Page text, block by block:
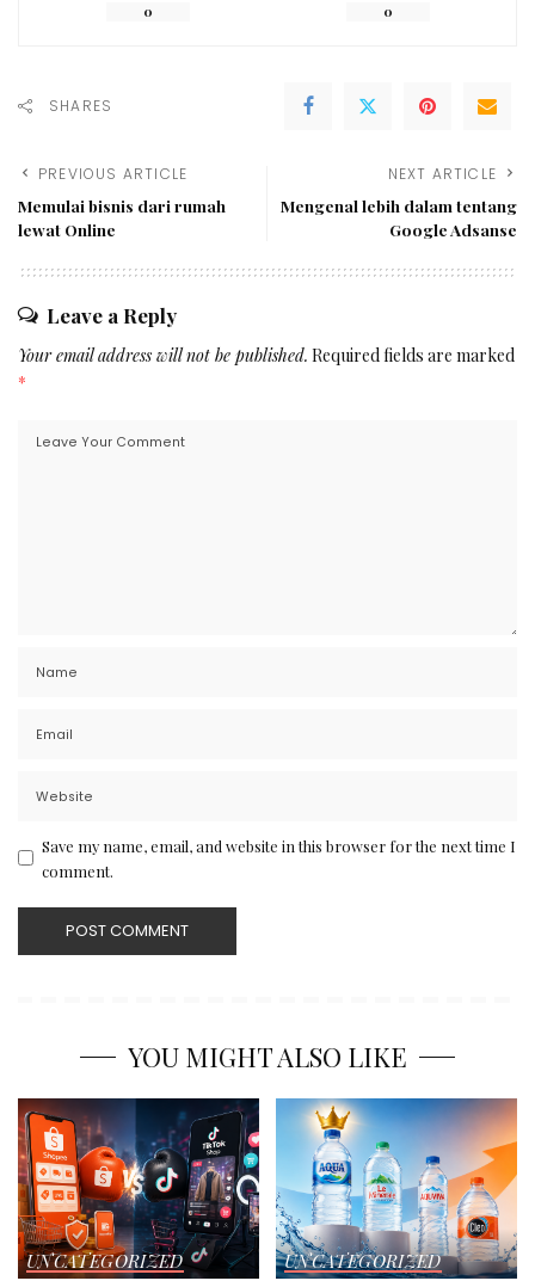
0 0
SHARES
PREVIOUS ARTICLE
Memulai bisnis dari rumah
lewat Online
NEXT ARTICLE
Mengenal lebih dalam tentang
Google Adsanse
Leave a Reply
Your email address will not be published. Required fields are marked
*
Save my name, email, and website in this browser for the next time I
comment.
YOU MIGHT ALSO LIKE
UNCATEGORIZED UNCATEGORIZED